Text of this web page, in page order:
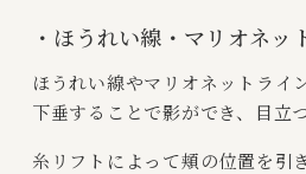
・ほうれい線・マリオネッ
ほうれい線やマリオネットライ
下垂することで影ができ、目立
糸リフトによって頬の位置を引